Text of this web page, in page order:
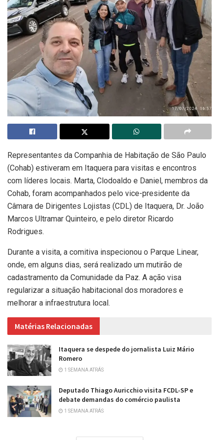
Representantes da Companhia de Habitação de São Paulo
(Cohab) estiveram em Itaquera para visitas e encontros
com líderes locais. Marta, Clodoaldo e Daniel, membros da
Cohab, foram acompanhados pelo vice-presidente da
Câmara de Dirigentes Lojistas (CDL) de Itaquera, Dr. João
Marcos Ultramar Quinteiro, e pelo diretor Ricardo
Rodrigues.
Durante a visita, a comitiva inspecionou o Parque Linear,
onde, em alguns dias, será realizado um mutirão de
cadastramento da Comunidade da Paz. A ação visa
regularizar a situação habitacional dos moradores e
melhorar a infraestrutura local.
Matérias Relacionadas
Itaquera se despede do jornalista Luiz Mário
Romero
1 SEMANA ATRÁS
Deputado Thiago Auricchio visita FCDL-SP e
debate demandas do comércio paulista
1 SEMANA ATRÁS